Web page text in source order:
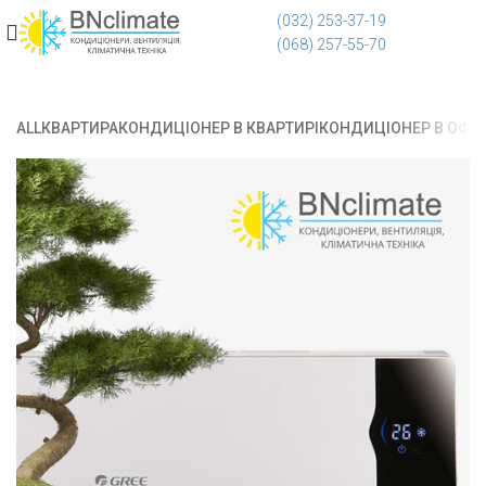
(032) 253-37-19
(068) 257-55-70
ALLКВАРТИРАКОНДИЦІОНЕР В КВАРТИРІ КОНДИЦІОНЕР В